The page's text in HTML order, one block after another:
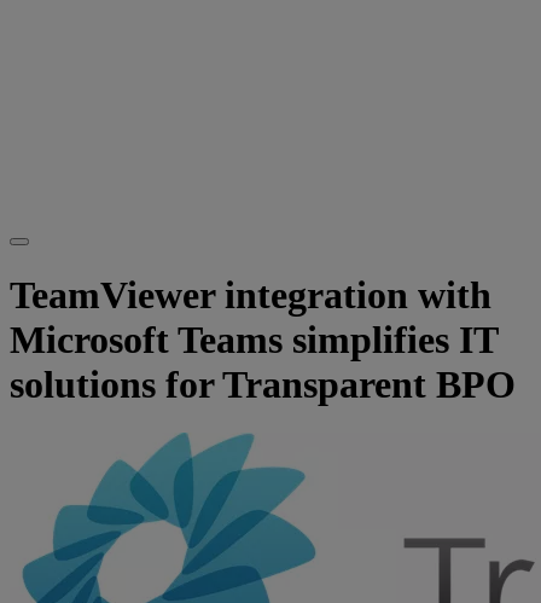
TeamViewer integration with
Microsoft Teams simplifies IT
solutions for Transparent BPO